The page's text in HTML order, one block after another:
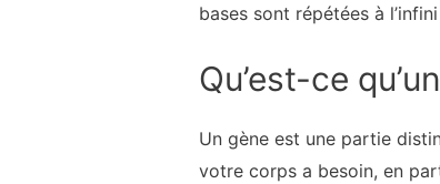
bases sont répétées à
Qu’est-ce
Un gène est une partie
votre corps a besoin, en